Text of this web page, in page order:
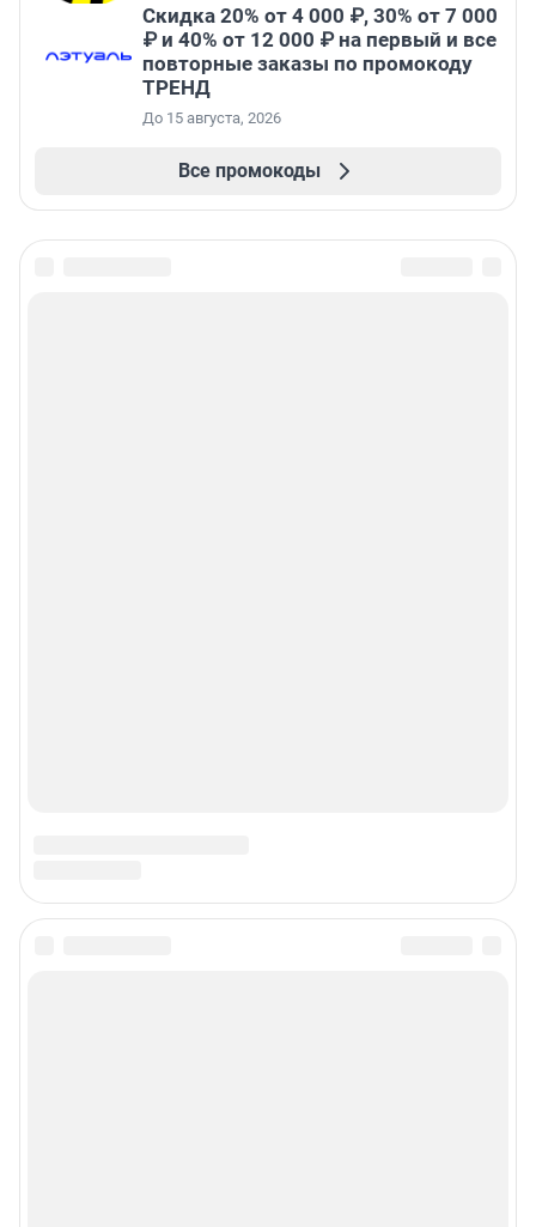
Скидка 20% от 4 000 ₽, 30% от 7 000
₽ и 40% от 12 000 ₽ на первый и все
повторные заказы по промокоду
ТРЕНД
До 15 августа, 2026
Все промокоды